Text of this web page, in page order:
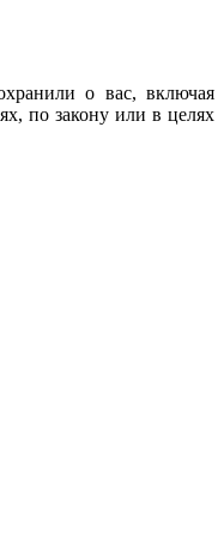
о вас, включая
по закону или в целях